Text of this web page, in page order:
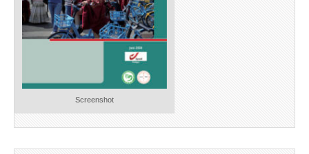
Screenshot